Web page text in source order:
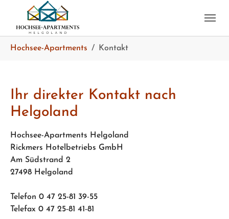
Skip to main content
Skip to page footer
Hochsee-Apartments
Kontakt
Ihr direkter Kontakt nach
Helgoland
Hochsee-Apartments Helgoland
Rickmers Hotelbetriebs GmbH
Am Südstrand 2
27498 Helgoland
Telefon 0 47 25-81 39-55
Telefax 0 47 25-81 41-81